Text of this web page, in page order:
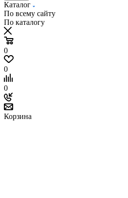
Каталог
По всему сайту
По каталогу
0
0
0
Корзина